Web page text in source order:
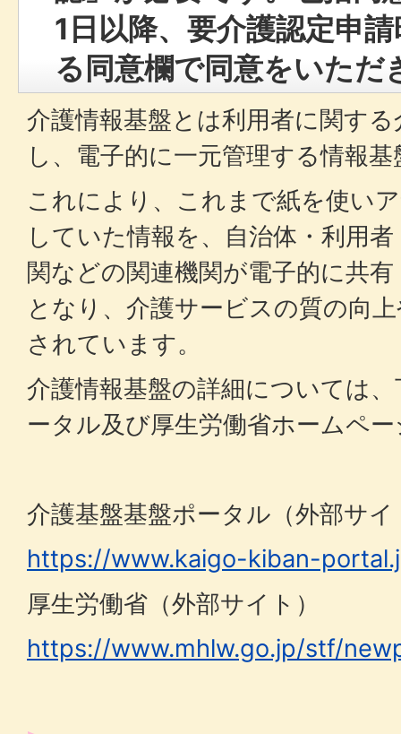
1日以降、要介護認定申
る同意欄で同意をいただ
介護情報基盤とは利用者に関す
し、電子的に一元管理する情報
これにより、これまで紙を使い
していた情報を、自治体・利用
関などの関連機関が電子的に共
となり、介護サービスの質の向
されています。
介護情報基盤の詳細については
ータル及び厚生労働省ホームペ
介護基盤基盤ポータル（外部サイ
https://www.kaigo-kiban-
厚生労働省（外部サイト）
https://www.mhlw.go.jp/stf/